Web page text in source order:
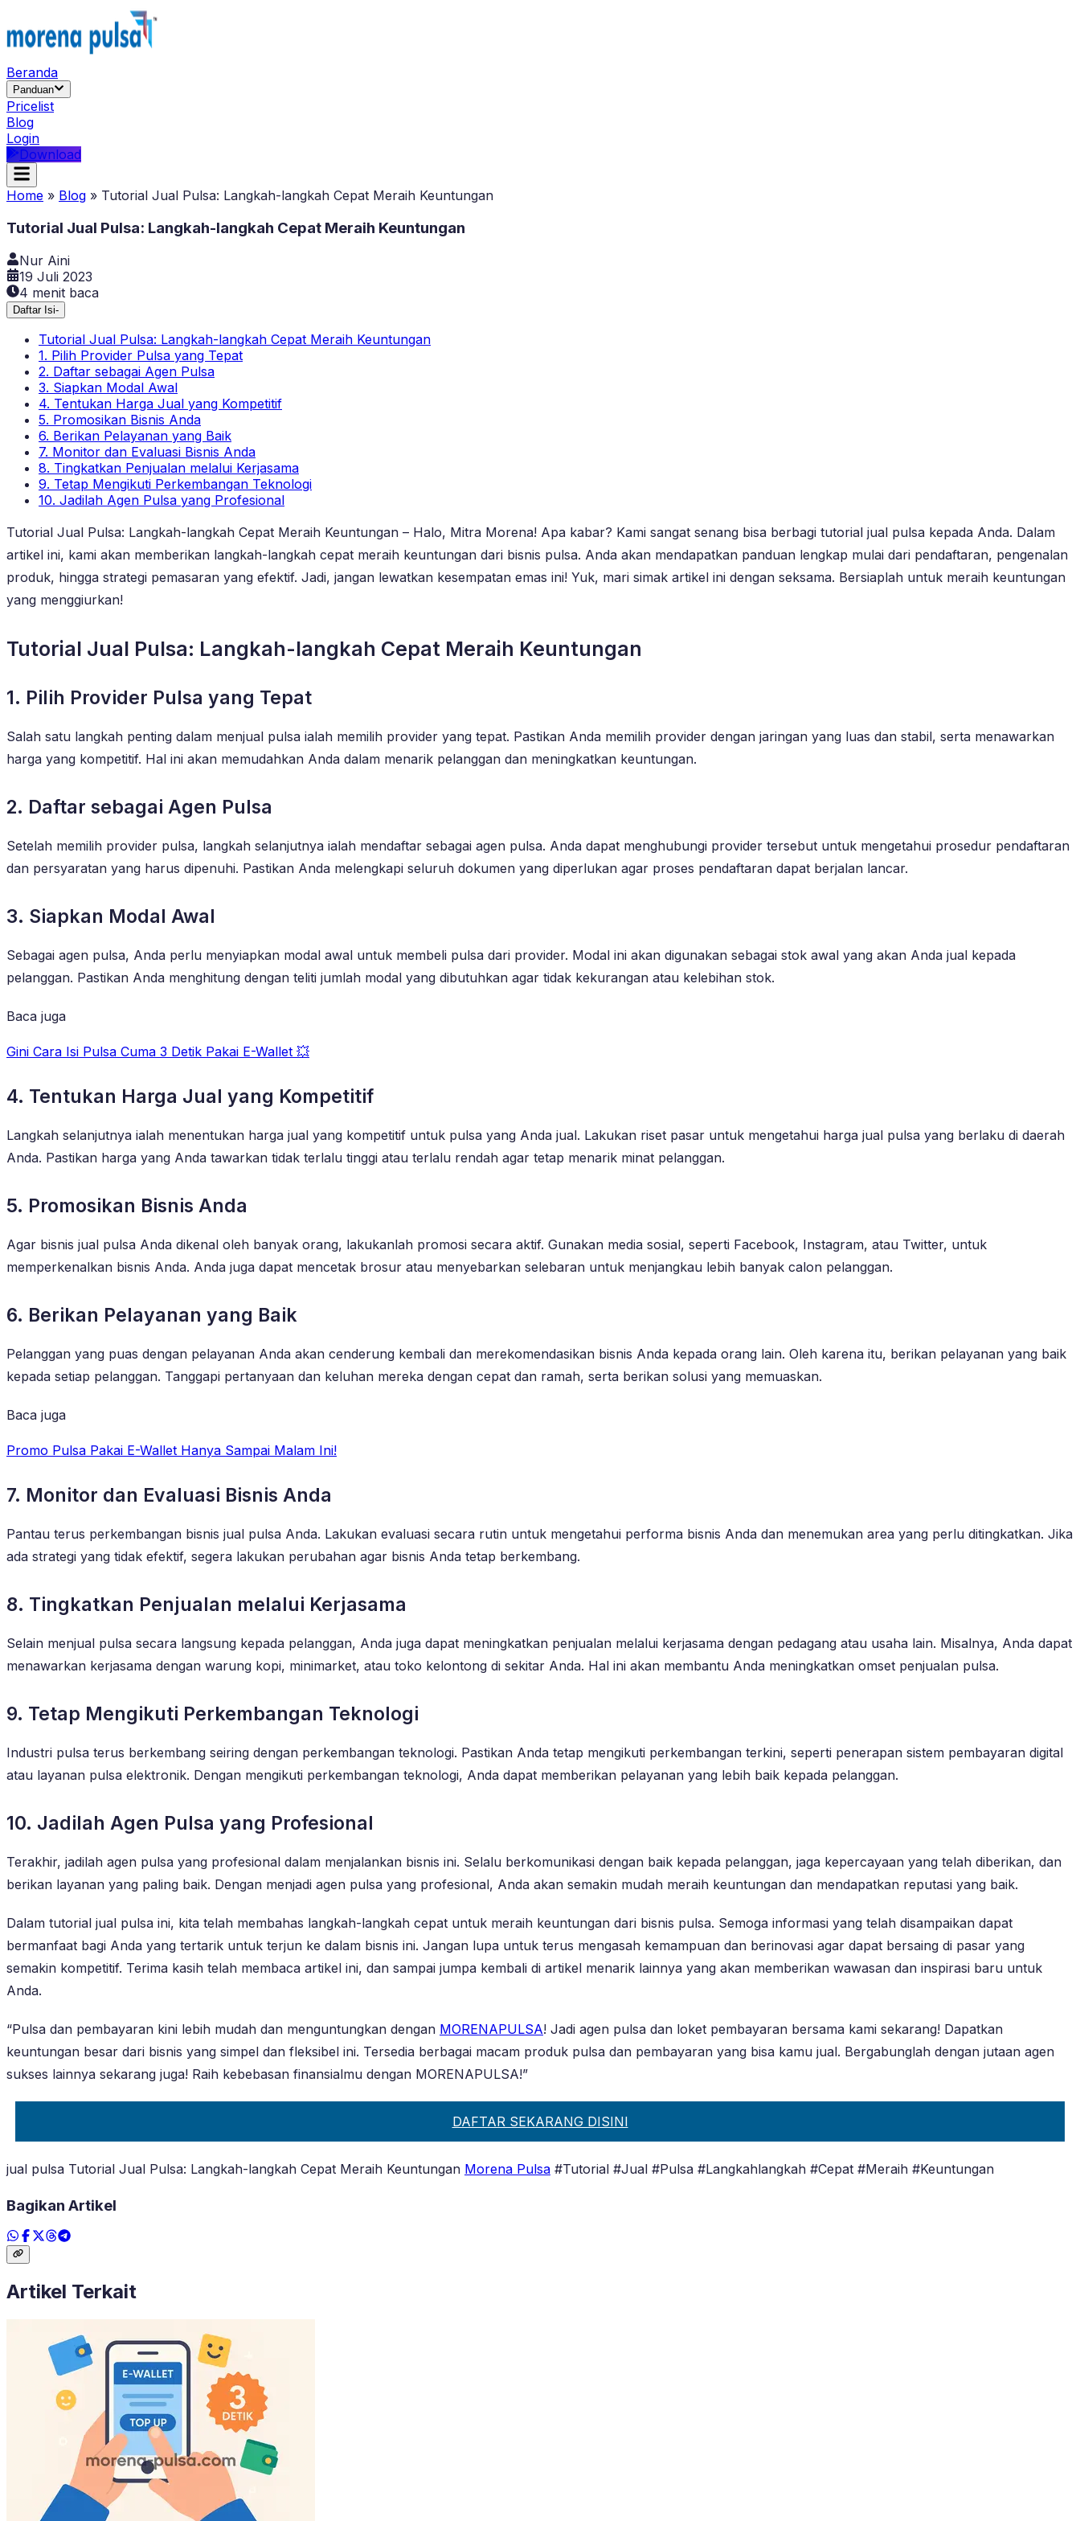
Beranda
Panduan
Pricelist
Blog
Login
Download
Home » Blog » Tutorial Jual Pulsa: Langkah-langkah Cepat Meraih Keuntungan
Tutorial Jual Pulsa: Langkah-langkah Cepat Meraih Keuntungan
Nur Aini
19 Juli 2023
4 menit baca
Daftar Isi-
Tutorial Jual Pulsa: Langkah-langkah Cepat Meraih Keuntungan
1. Pilih Provider Pulsa yang Tepat
2. Daftar sebagai Agen Pulsa
3. Siapkan Modal Awal
4. Tentukan Harga Jual yang Kompetitif
5. Promosikan Bisnis Anda
6. Berikan Pelayanan yang Baik
7. Monitor dan Evaluasi Bisnis Anda
8. Tingkatkan Penjualan melalui Kerjasama
9. Tetap Mengikuti Perkembangan Teknologi
10. Jadilah Agen Pulsa yang Profesional
Tutorial Jual Pulsa: Langkah-langkah Cepat Meraih Keuntungan – Halo, Mitra Morena! Apa kabar? Kami sangat senang bisa berbagi tutorial jual pulsa kepada Anda. Dalam
artikel ini, kami akan memberikan langkah-langkah cepat meraih keuntungan dari bisnis pulsa. Anda akan mendapatkan panduan lengkap mulai dari pendaftaran, pengenalan
produk, hingga strategi pemasaran yang efektif. Jadi, jangan lewatkan kesempatan emas ini! Yuk, mari simak artikel ini dengan seksama. Bersiaplah untuk meraih keuntungan
yang menggiurkan!
Tutorial Jual Pulsa: Langkah-langkah Cepat Meraih Keuntungan
1. Pilih Provider Pulsa yang Tepat
Salah satu langkah penting dalam menjual pulsa ialah memilih provider yang tepat. Pastikan Anda memilih provider dengan jaringan yang luas dan stabil, serta menawarkan
harga yang kompetitif. Hal ini akan memudahkan Anda dalam menarik pelanggan dan meningkatkan keuntungan.
2. Daftar sebagai Agen Pulsa
Setelah memilih provider pulsa, langkah selanjutnya ialah mendaftar sebagai agen pulsa. Anda dapat menghubungi provider tersebut untuk mengetahui prosedur pendaftaran
dan persyaratan yang harus dipenuhi. Pastikan Anda melengkapi seluruh dokumen yang diperlukan agar proses pendaftaran dapat berjalan lancar.
3. Siapkan Modal Awal
Sebagai agen pulsa, Anda perlu menyiapkan modal awal untuk membeli pulsa dari provider. Modal ini akan digunakan sebagai stok awal yang akan Anda jual kepada
pelanggan. Pastikan Anda menghitung dengan teliti jumlah modal yang dibutuhkan agar tidak kekurangan atau kelebihan stok.
Baca juga
Gini Cara Isi Pulsa Cuma 3 Detik Pakai E-Wallet 💥
4. Tentukan Harga Jual yang Kompetitif
Langkah selanjutnya ialah menentukan harga jual yang kompetitif untuk pulsa yang Anda jual. Lakukan riset pasar untuk mengetahui harga jual pulsa yang berlaku di daerah
Anda. Pastikan harga yang Anda tawarkan tidak terlalu tinggi atau terlalu rendah agar tetap menarik minat pelanggan.
5. Promosikan Bisnis Anda
Agar bisnis jual pulsa Anda dikenal oleh banyak orang, lakukanlah promosi secara aktif. Gunakan media sosial, seperti Facebook, Instagram, atau Twitter, untuk
memperkenalkan bisnis Anda. Anda juga dapat mencetak brosur atau menyebarkan selebaran untuk menjangkau lebih banyak calon pelanggan.
6. Berikan Pelayanan yang Baik
Pelanggan yang puas dengan pelayanan Anda akan cenderung kembali dan merekomendasikan bisnis Anda kepada orang lain. Oleh karena itu, berikan pelayanan yang baik
kepada setiap pelanggan. Tanggapi pertanyaan dan keluhan mereka dengan cepat dan ramah, serta berikan solusi yang memuaskan.
Baca juga
Promo Pulsa Pakai E-Wallet Hanya Sampai Malam Ini!
7. Monitor dan Evaluasi Bisnis Anda
Pantau terus perkembangan bisnis jual pulsa Anda. Lakukan evaluasi secara rutin untuk mengetahui performa bisnis Anda dan menemukan area yang perlu ditingkatkan. Jika
ada strategi yang tidak efektif, segera lakukan perubahan agar bisnis Anda tetap berkembang.
8. Tingkatkan Penjualan melalui Kerjasama
Selain menjual pulsa secara langsung kepada pelanggan, Anda juga dapat meningkatkan penjualan melalui kerjasama dengan pedagang atau usaha lain. Misalnya, Anda dapat
menawarkan kerjasama dengan warung kopi, minimarket, atau toko kelontong di sekitar Anda. Hal ini akan membantu Anda meningkatkan omset penjualan pulsa.
9. Tetap Mengikuti Perkembangan Teknologi
Industri pulsa terus berkembang seiring dengan perkembangan teknologi. Pastikan Anda tetap mengikuti perkembangan terkini, seperti penerapan sistem pembayaran digital
atau layanan pulsa elektronik. Dengan mengikuti perkembangan teknologi, Anda dapat memberikan pelayanan yang lebih baik kepada pelanggan.
10. Jadilah Agen Pulsa yang Profesional
Terakhir, jadilah agen pulsa yang profesional dalam menjalankan bisnis ini. Selalu berkomunikasi dengan baik kepada pelanggan, jaga kepercayaan yang telah diberikan, dan
berikan layanan yang paling baik. Dengan menjadi agen pulsa yang profesional, Anda akan semakin mudah meraih keuntungan dan mendapatkan reputasi yang baik.
Dalam tutorial jual pulsa ini, kita telah membahas langkah-langkah cepat untuk meraih keuntungan dari bisnis pulsa. Semoga informasi yang telah disampaikan dapat
bermanfaat bagi Anda yang tertarik untuk terjun ke dalam bisnis ini. Jangan lupa untuk terus mengasah kemampuan dan berinovasi agar dapat bersaing di pasar yang
semakin kompetitif. Terima kasih telah membaca artikel ini, dan sampai jumpa kembali di artikel menarik lainnya yang akan memberikan wawasan dan inspirasi baru untuk
Anda.
“Pulsa dan pembayaran kini lebih mudah dan menguntungkan dengan MORENAPULSA! Jadi agen pulsa dan loket pembayaran bersama kami sekarang! Dapatkan
keuntungan besar dari bisnis yang simpel dan fleksibel ini. Tersedia berbagai macam produk pulsa dan pembayaran yang bisa kamu jual. Bergabunglah dengan jutaan agen
sukses lainnya sekarang juga! Raih kebebasan finansialmu dengan MORENAPULSA!”
DAFTAR SEKARANG DISINI
jual pulsa Tutorial Jual Pulsa: Langkah-langkah Cepat Meraih Keuntungan Morena Pulsa #Tutorial #Jual #Pulsa #Langkahlangkah #Cepat #Meraih #Keuntungan
Bagikan Artikel
Artikel Terkait